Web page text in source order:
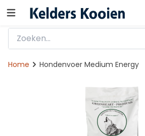
Home Hondenvoer Medium Energy